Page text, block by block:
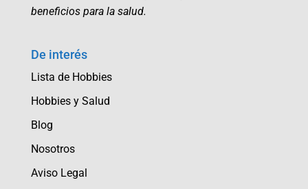
beneficios para la salud.
De interés
Lista de Hobbies
Hobbies y Salud
Blog
Nosotros
Aviso Legal